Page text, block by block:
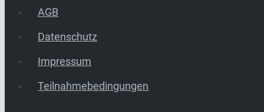
AGB
Datenschutz
Impressum
Teilnahmebedingungen